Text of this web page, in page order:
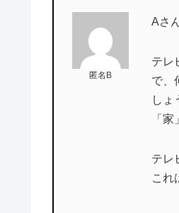
匿名B
Aさ
テレ
で、
しょ
「
テレ
これ